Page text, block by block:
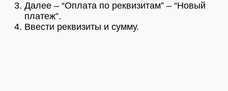
Далее – “Оплата по реквизитам” – “Новый
платеж”.
Ввести реквизиты и сумму.